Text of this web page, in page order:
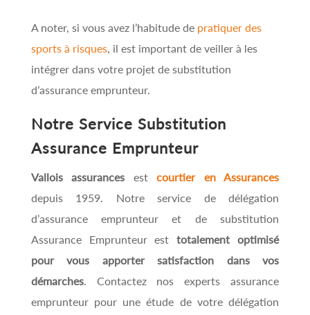
A noter, si vous avez l’habitude de pratiquer des
sports à risques, il est important de veiller à les
intégrer dans votre projet de substitution
d’assurance emprunteur.
Notre Service Substitution
Assurance Emprunteur
Vallois assurances estcourtier en Assurances
depuis 1959. Notre service de délégation
d’assurance emprunteur et de substitution
Assurance Emprunteur esttotalement optimisé
pour vous apporter satisfaction dans vos
démarches. Contactez nos experts assurance
emprunteur pour une étude de votre délégation